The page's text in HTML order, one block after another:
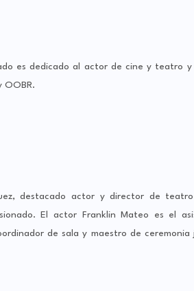
es dedicado al actor de cine y teatro
OOBR.
destacado actor y director de
El actor Franklin Mateo es el
de sala y maestro de